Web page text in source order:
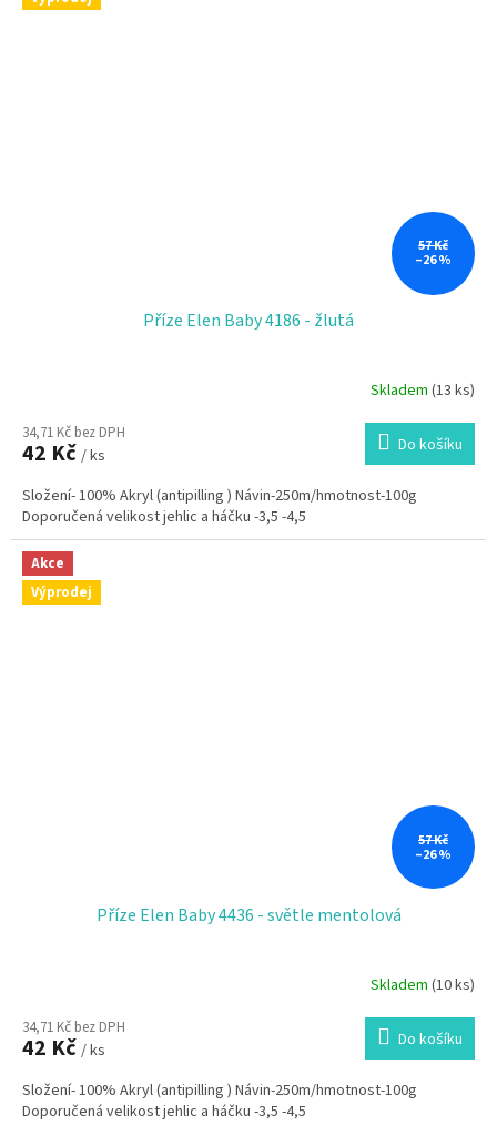
57 Kč
–26 %
Příze Elen Baby 4186 - žlutá
Skladem (13 ks)
34,71 Kč bez DPH
42 Kč / ks Do košíku
Složení- 100% Akryl (antipilling ) Návin-250m/hmotnost-100g
Doporučená velikost jehlic a háčku -3,5 -4,5
Akce
Výprodej
57 Kč
–26 %
Příze Elen Baby 4436 - světle mentolová
Skladem (10 ks)
34,71 Kč bez DPH
42 Kč / ks Do košíku
Složení- 100% Akryl (antipilling ) Návin-250m/hmotnost-100g
Doporučená velikost jehlic a háčku -3,5 -4,5